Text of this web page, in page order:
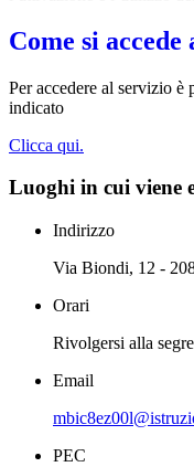
Come si
Per accedere al servizio
indicato
Clicca qui.
Luoghi in cui viene
Indirizzo
Via Biondi, 12 -
Orari
Rivolgersi alla
Email
PEC